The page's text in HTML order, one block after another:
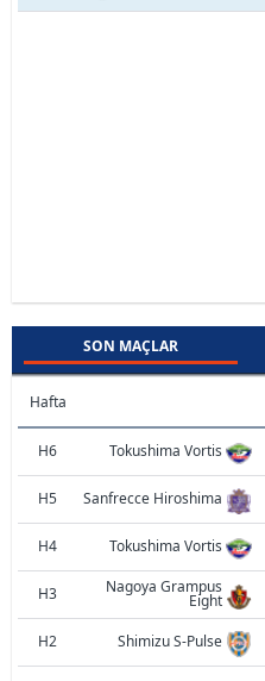
SON MAÇLAR
Hafta
H6 Tokushima Vortis
H5
Sanfrecce Hiroshima
H4 Tokushima Vortis
H3 Nagoya Grampus
Eight
H2 Shimizu S-Pulse